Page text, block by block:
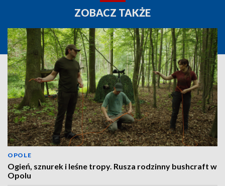
ZOBACZ TAKŻE
OPOLE
Ogień, sznurek i leśne tropy. Rusza rodzinny bushcraft w
Opolu